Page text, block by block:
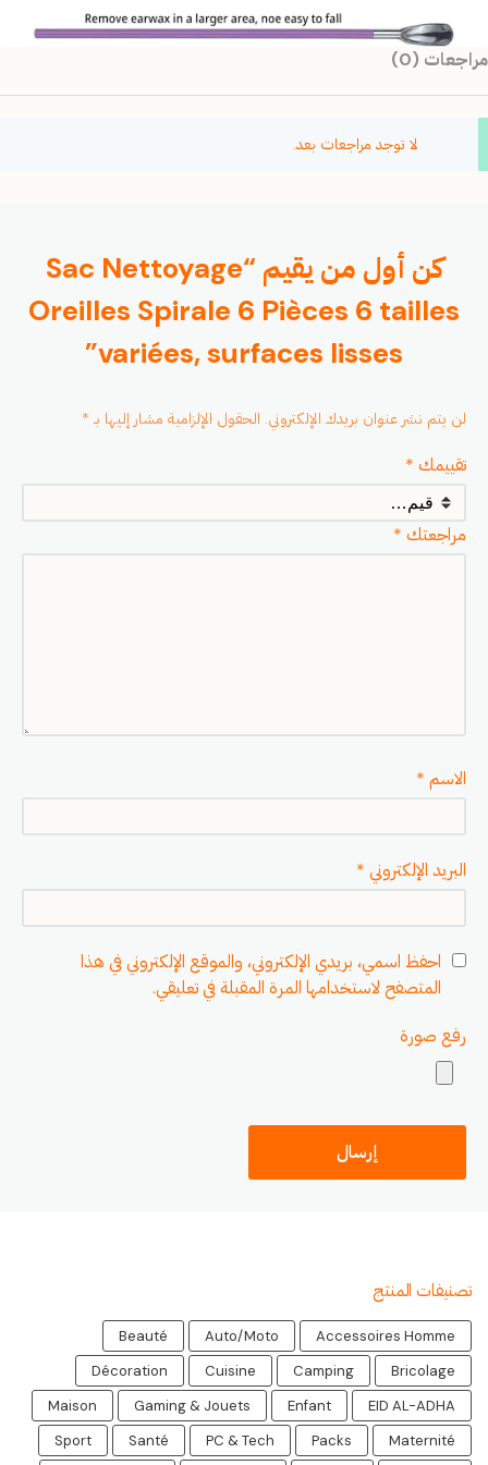
مراجعات (0)
لا توجد مراجعات بعد.
كن أول من يقيم “Sac Nettoyage
Oreilles Spirale 6 Pièces 6 tailles
variées, surfaces lisses”
لن يتم نشر عنوان بريدك الإلكتروني. الحقول الإلزامية مشار إليها بـ *
تقييمك *
مراجعتك *
الاسم *
البريد الإلكتروني *
احفظ اسمي، بريدي الإلكتروني، والموقع الإلكتروني في هذا
المتصفح لاستخدامها المرة المقبلة في تعليقي.
رفع صورة
تصنيفات المنتج
Accessoires Homme
Auto/Moto
Beauté
Bricolage
Camping
Cuisine
Décoration
EID AL-ADHA
Enfant
Gaming & Jouets
Maison
Maternité
Packs
PC & Tech
Santé
Sport